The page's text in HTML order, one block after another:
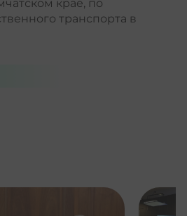
крае, по
транспорта в